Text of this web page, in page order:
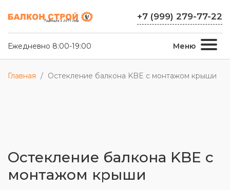
+7 (999) 279-77-22
Ежедневно 8:00-19:00 Меню
Главная / Остекление балкона KBE с монтажом крыши
Остекление балкона KBE с
монтажом крыши